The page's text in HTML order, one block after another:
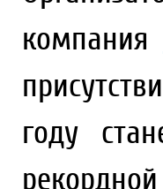
компания
году